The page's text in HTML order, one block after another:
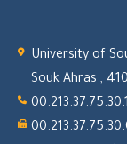
University of
Souk Ahras ,